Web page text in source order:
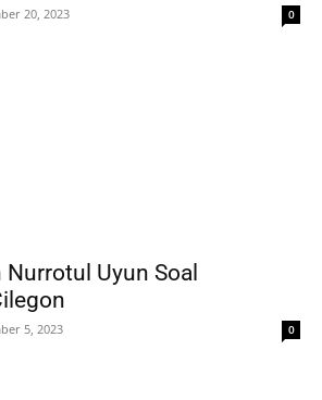
20, 2023 0
Uyun Soal
5, 2023 0